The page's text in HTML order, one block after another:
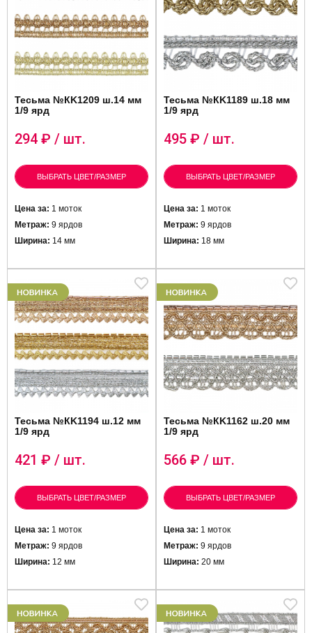
Тесьма №КK1209 ш.14 мм
1/9 ярд
294 ₽ / шт.
ВЫБРАТЬ ЦВЕТ/РАЗМЕР
Цена за: 1 моток
Метраж: 9 ярдов
Ширина: 14 мм
Тесьма №КK1189 ш.18 мм
1/9 ярд
495 ₽ / шт.
ВЫБРАТЬ ЦВЕТ/РАЗМЕР
Цена за: 1 моток
Метраж: 9 ярдов
Ширина: 18 мм
Тесьма №КK1194 ш.12 мм
1/9 ярд
421 ₽ / шт.
ВЫБРАТЬ ЦВЕТ/РАЗМЕР
Цена за: 1 моток
Метраж: 9 ярдов
Ширина: 12 мм
Тесьма №КK1162 ш.20 мм
1/9 ярд
566 ₽ / шт.
ВЫБРАТЬ ЦВЕТ/РАЗМЕР
Цена за: 1 моток
Метраж: 9 ярдов
Ширина: 20 мм